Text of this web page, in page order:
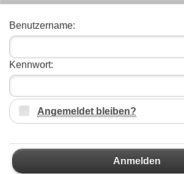
Benutzername:
Kennwort:
Angemeldet bleiben?
Anmelden